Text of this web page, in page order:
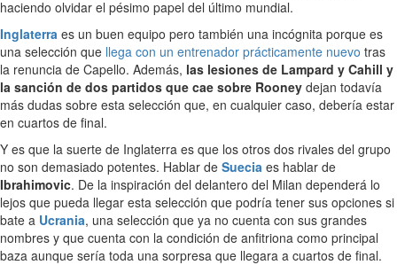
haciendo olvidar el pésimo papel del último mundial.
Inglaterra es un buen equipo pero también una incógnita porque es
una selección que llega con un entrenador prácticamente nuevo tras
la renuncia de Capello. Además, las lesiones de Lampard y Cahill y
la sanción de dos partidos que cae sobre Rooney dejan todavía
más dudas sobre esta selección que, en cualquier caso, debería estar
en cuartos de final.
Y es que la suerte de Inglaterra es que los otros dos rivales del grupo
no son demasiado potentes. Hablar de Suecia es hablar de
Ibrahimovic. De la inspiración del delantero del Milan dependerá lo
lejos que pueda llegar esta selección que podría tener sus opciones si
bate a Ucrania, una selección que ya no cuenta con sus grandes
nombres y que cuenta con la condición de anfitriona como principal
baza aunque sería toda una sorpresa que llegara a cuartos de final.